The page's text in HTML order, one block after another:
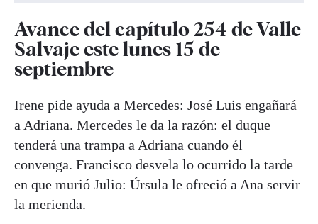
Avance del capítulo 254 de Valle
Salvaje este lunes 15 de
septiembre
Irene pide ayuda a Mercedes: José Luis engañará
a Adriana. Mercedes le da la razón: el duque
tenderá una trampa a Adriana cuando él
convenga. Francisco desvela lo ocurrido la tarde
en que murió Julio: Úrsula le ofreció a Ana servir
la merienda.